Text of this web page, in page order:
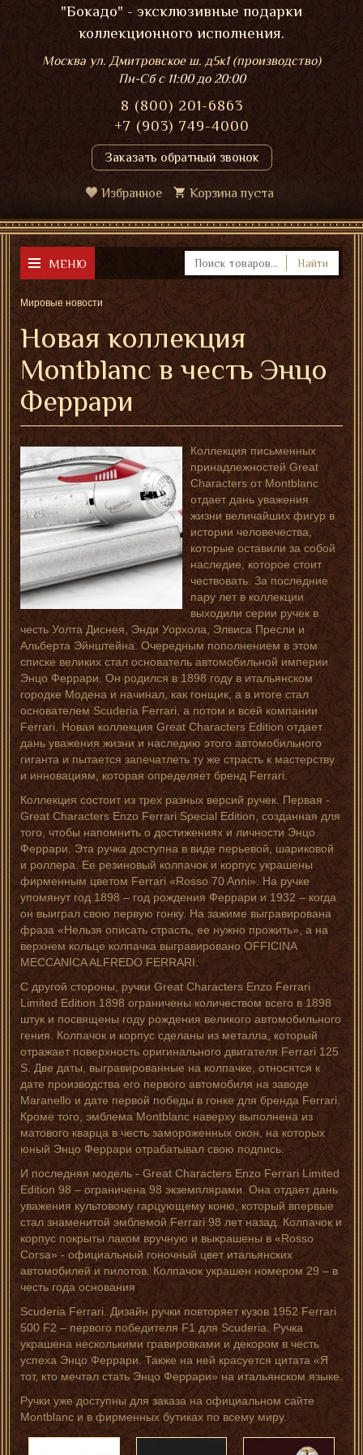
"Бокадо" - эксклюзивные подарки
коллекционного исполнения.
Москва ул. Дмитровское ш. д5к1 (производство)
Пн-Сбс 11:00 до 20:00
8 (800) 201-6863
+7 (903) 749-4000
Заказать обратный звонок
Избранное Корзина пуста
МЕНЮ Найти
Мировые новости
Новая коллекция
Montblanc в честь Энцо
Феррари
Коллекция письменных
принадлежностей Great
Characters от Montblanc
отдает дань уважения
жизни величайших фигур в
истории человечества,
которые оставили за собой
наследие, которое стоит
чествовать. За последние
пару лет в коллекции
выходили серии ручек в
честь Уолта Диснея, Энди Уорхола, Элвиса Пресли и
Альберта Эйнштейна. Очередным пополнением в этом
списке великих стал основатель автомобильной империи
Энцо Феррари. Он родился в 1898 году в итальянском
городке Модена и начинал, как гонщик, а в итоге стал
основателем Scuderia Ferrari, а потом и всей компании
Ferrari. Новая коллекция Great Characters Edition отдает
дань уважения жизни и наследию этого автомобильного
гиганта и пытается запечатлеть ту же страсть к мастерству
и инновациям, которая определяет бренд Ferrari.
Коллекция состоит из трех разных версий ручек. Первая -
Great Characters Enzo Ferrari Special Edition, созданная для
того, чтобы напомнить о достижениях и личности Энцо
Феррари. Эта ручка доступна в виде перьевой, шариковой
и роллера. Ее резиновый колпачок и корпус украшены
фирменным цветом Ferrari «Rosso 70 Anni». На ручке
упомянут год 1898 – год рождения Феррари и 1932 – когда
он выиграл свою первую гонку. На зажиме выгравирована
фраза «Нельзя описать страсть, ее нужно прожить», а на
верхнем кольце колпачка выгравировано OFFICINA
MECCANICA ALFREDO FERRARI.
С другой стороны, ручки Great Characters Enzo Ferrari
Limited Edition 1898 ограничены количеством всего в 1898
штук и посвящены году рождения великого автомобильного
гения. Колпачок и корпус сделаны из металла, который
отражает поверхность оригинального двигателя Ferrari 125
S. Две даты, выгравированные на колпачке, относятся к
дате производства его первого автомобиля на заводе
Maranello и дате первой победы в гонке для бренда Ferrari.
Кроме того, эмблема Montblanc наверху выполнена из
матового кварца в честь замороженных окон, на которых
юный Энцо Феррари отрабатывал свою подпись.
И последняя модель - Great Characters Enzo Ferrari Limited
Edition 98 – ограничена 98 экземплярами. Она отдает дань
уважения культовому гарцующему коню, который впервые
стал знаменитой эмблемой Ferrari 98 лет назад. Колпачок и
корпус покрыты лаком вручную и выкрашены в «Rosso
Corsa» - официальный гоночный цвет итальянских
автомобилей и пилотов. Колпачок украшен номером 29 – в
честь года основания
Scuderia Ferrari. Дизайн ручки повторяет кузов 1952 Ferrari
500 F2 – первого победителя F1 для Scuderia. Ручка
украшена несколькими гравировками и декором в честь
успеха Энцо Феррари. Также на ней красуется цитата «Я
тот, кто мечтал стать Энцо Феррари» на итальянском языке.
Ручки уже доступны для заказа на официальном сайте
Montblanc и в фирменных бутиках по всему миру.